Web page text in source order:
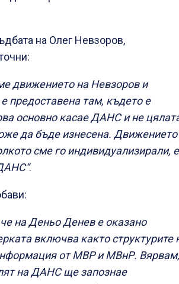
на Олег Невзоров,
движението на Невзоров и
предоставена там, където е
основно касае ДАНС и не
да бъде изнесена. Движението
сме го индивидуализирали, е
.
на Деньо Денев е оказано
включва както структурите
от МВР и МВнР. Вярвам,
на ДАНС ще запознае